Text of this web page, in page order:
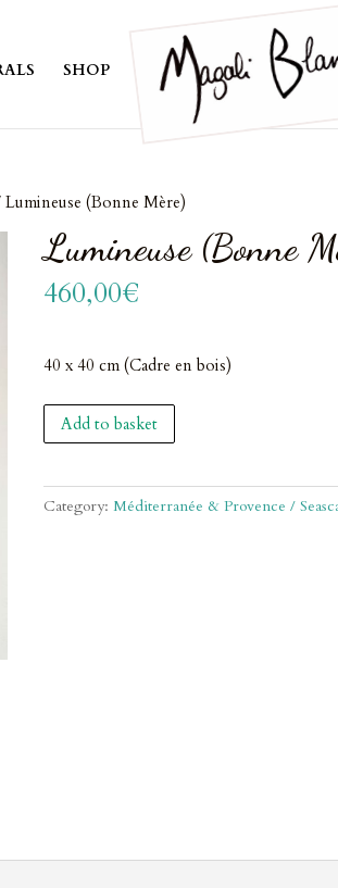
SHOP
Lumineuse (Bonne Mère)
Lumineuse (Bonne
460,00€
40 x 40 cm (Cadre en bois)
Lumineuse
(Bonne
Add to basket
Category:Méditerranée & Provence /